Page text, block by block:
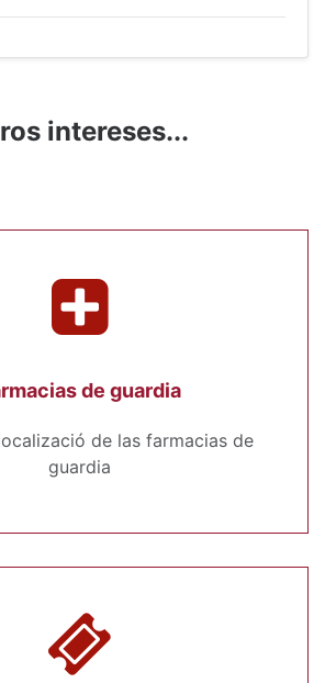
intereses...
de guardia
de las farmacias de
guardia